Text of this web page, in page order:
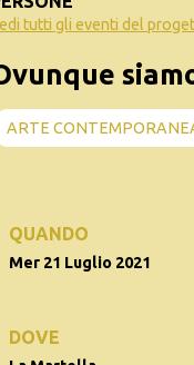
tutti gli eventi del
ARTE
QUANDO
Mer 21 Luglio 2021
DOVE